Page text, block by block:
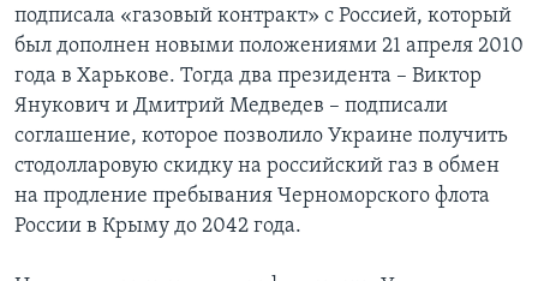
подписала «газовый контракт» с Россией, который
был дополнен новыми положениями 21 апреля 2010
года в Харькове. Тогда два президента – Виктор
Янукович и Дмитрий Медведев – подписали
соглашение, которое позволило Украине получить
стодолларовую скидку на российский газ в обмен
на продление пребывания Черноморского флота
России в Крыму до 2042 года.